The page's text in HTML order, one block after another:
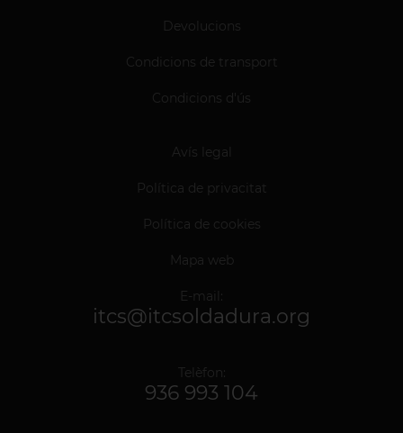
Devolucions
Condicions de transport
Condicions d'ús
Avís legal
Política de privacitat
Política de cookies
Mapa web
E-mail:
itcs@itcsoldadura.org
Telèfon:
936 993 104